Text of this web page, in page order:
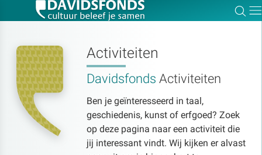
Activiteiten
Davidsfonds Activiteiten
Ben je geïnteresseerd in taal,
geschiedenis, kunst of erfgoed? Zoek
op deze pagina naar een activiteit die
jij interessant vindt. Wij kijken er alvast
Zoek:
Zoeken